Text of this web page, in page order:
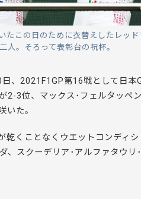
たこの日のために衣替えしたレッド
人。そろって表彰台の祝杯。
、2021F1GP第16戦として日本
2-3位、マックス･フェルタッペ
いた。
くことなくウエットコンディ
、スクーデリア･アルファタウリ